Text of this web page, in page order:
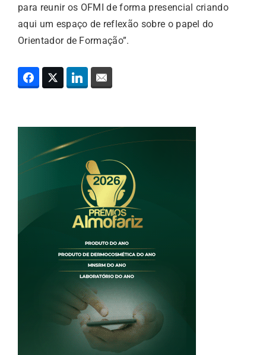
para reunir os OFMI de forma presencial criando
aqui um espaço de reflexão sobre o papel do
Orientador de Formação”.